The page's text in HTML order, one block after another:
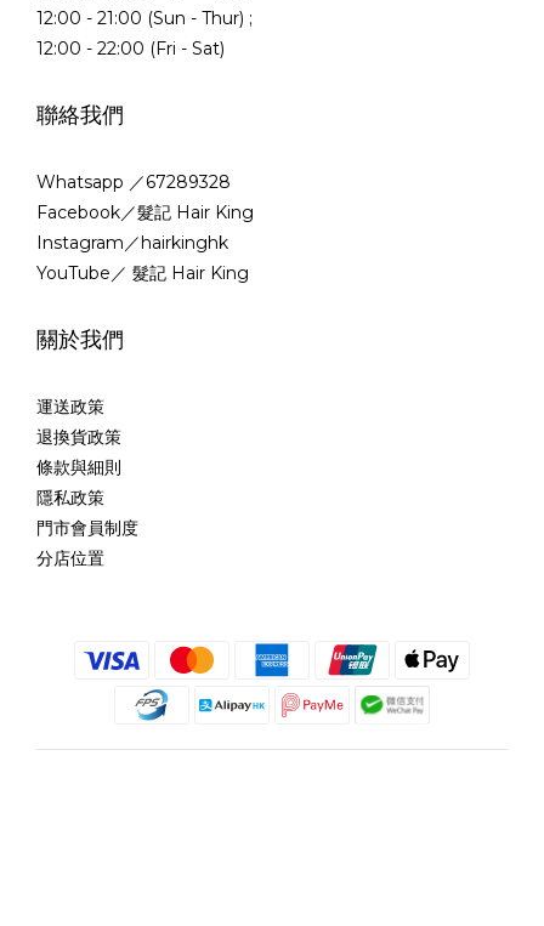
12:00 - 21:00 (Sun - Thur) ;
12:00 - 22:00 (Fri - Sat)
聯絡我們
Whatsapp ／67289328
Facebook／髮記 Hair King
Instagram／hairkinghk
YouTube／ 髮記 Hair King
關於我們
運送政策
退換貨政策
條款與細則
隱私政策
門市會員制度
分店位置